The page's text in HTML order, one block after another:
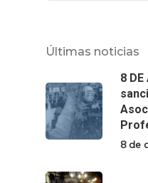
Últimas noticias
8 DE
8 de